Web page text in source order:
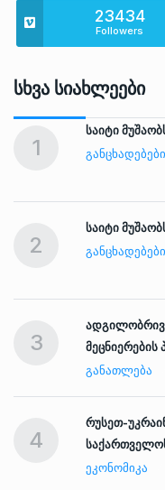
23434
Followers
Სხვა Სიახლეები
1
საიტი
ᲒᲐᲜᲪᲮᲐᲓᲔᲑᲔᲑᲘ
2
საიტი
ᲒᲐᲜᲪᲮᲐᲓᲔᲑᲔᲑᲘ
3
ადგილობრივ
ᲒᲐᲜᲐᲗᲚᲔᲑᲐ
4
რუსეთ-
ᲔᲙᲝᲜᲝᲛᲘᲙᲐ